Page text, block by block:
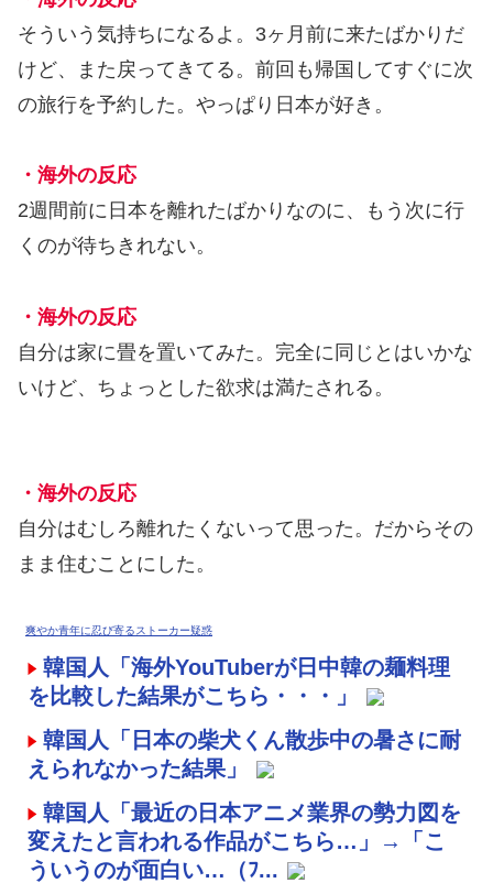
そういう気持ちになるよ。3ヶ月前に来たばかりだ
けど、また戻ってきてる。前回も帰国してすぐに次
の旅行を予約した。やっぱり日本が好き。
・海外の反応
2週間前に日本を離れたばかりなのに、もう次に行
くのが待ちきれない。
・海外の反応
自分は家に畳を置いてみた。完全に同じとはいかな
いけど、ちょっとした欲求は満たされる。
・海外の反応
自分はむしろ離れたくないって思った。だからその
まま住むことにした。
爽やか青年に忍び寄るストーカー疑惑
韓国人「海外YouTuberが日中韓の麺料理
を比較した結果がこちら・・・」
韓国人「日本の柴犬くん散歩中の暑さに耐
えられなかった結果」
韓国人「最近の日本アニメ業界の勢力図を
変えたと言われる作品がこちら…」→「こ
ういうのが面白い…（ﾌ...